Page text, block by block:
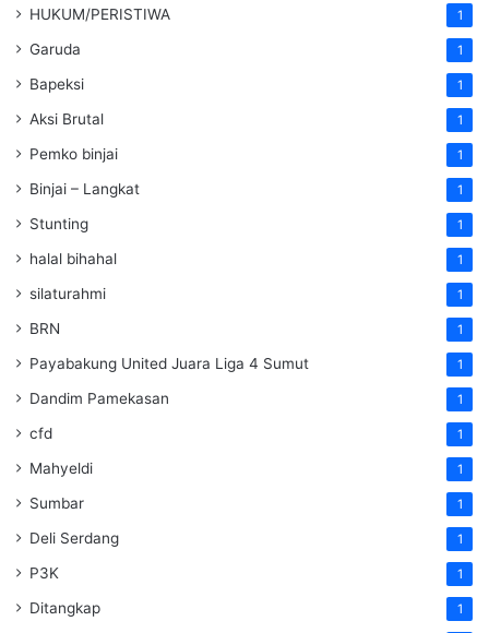
HUKUM/PERISTIWA 1
Garuda 1
Bapeksi 1
Aksi Brutal 1
Pemko binjai 1
Binjai – Langkat 1
Stunting 1
halal bihahal 1
silaturahmi 1
BRN 1
Payabakung United Juara Liga 4 Sumut 1
Dandim Pamekasan 1
cfd 1
Mahyeldi 1
Sumbar 1
Deli Serdang 1
P3K 1
Ditangkap 1